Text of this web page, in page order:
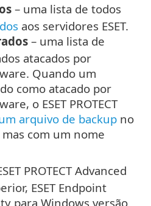
– uma lista de todos
aos servidores ESET.
– uma lista de
atacados por
Quando um
como atacado por
o ESET PROTECT
arquivo de backup no
com um nome
PROTECT Advanced
ESET Endpoint
para Windows versão